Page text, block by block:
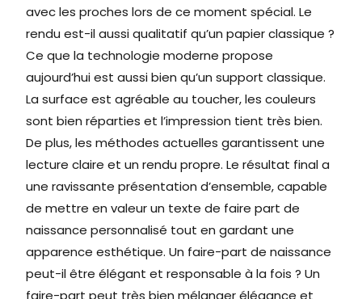
avec les proches lors de ce moment spécial. Le
rendu est-il aussi qualitatif qu’un papier classique ?
Ce que la technologie moderne propose
aujourd’hui est aussi bien qu’un support classique.
La surface est agréable au toucher, les couleurs
sont bien réparties et l’impression tient très bien.
De plus, les méthodes actuelles garantissent une
lecture claire et un rendu propre. Le résultat final a
une ravissante présentation d’ensemble, capable
de mettre en valeur un texte de faire part de
naissance personnalisé tout en gardant une
apparence esthétique. Un faire-part de naissance
peut-il être élégant et responsable à la fois ? Un
faire-part peut très bien mélanger élégance et